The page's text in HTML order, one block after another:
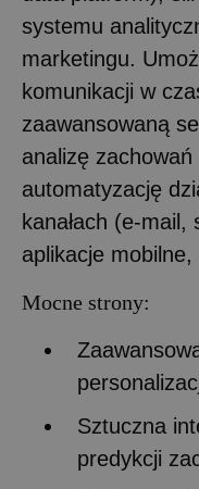
systemu
marketingu.
komunikacji w
zaawansowaną
analizę
automatyzację
kanałach (e-
aplikacje
Mocne strony:
Sztuczna
predykcji